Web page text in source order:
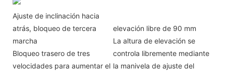
Ajuste de inclinación hacia
atrás, bloqueo de tercera
marcha
Bloqueo trasero de tres
velocidades para aumentar el
elevación libre de 90 mm
La altura de elevación se
controla libremente mediante
la manivela de ajuste del